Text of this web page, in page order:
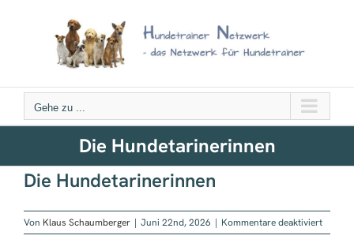
Gehe zu ...
Die Hundetarinerinnen
Die Hundetarinerinnen
Von Klaus Schaumberger | Juni 22nd, 2026 | Kommentare deaktiviertfür
Die